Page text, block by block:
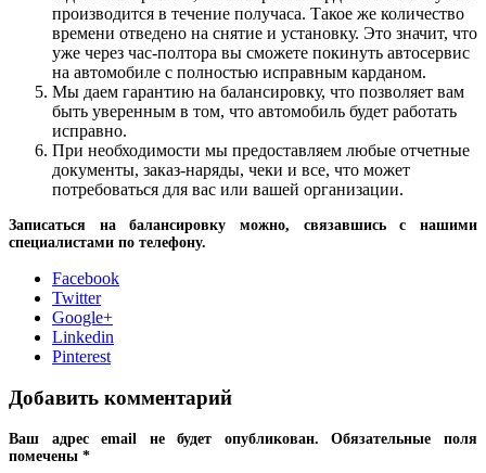
производится в течение получаса. Такое же количество
времени отведено на снятие и установку. Это значит, что
уже через час-полтора вы сможете покинуть автосервис
на автомобиле с полностью исправным карданом.
Мы даем гарантию на балансировку, что позволяет вам
быть уверенным в том, что автомобиль будет работать
исправно.
При необходимости мы предоставляем любые отчетные
документы, заказ-наряды, чеки и все, что может
потребоваться для вас или вашей организации.
Записаться на балансировку можно, связавшись с нашими
специалистами по телефону.
Facebook
Twitter
Google+
Linkedin
Pinterest
Добавить комментарий
Ваш адрес email не будет опубликован.
Обязательные поля
помечены *